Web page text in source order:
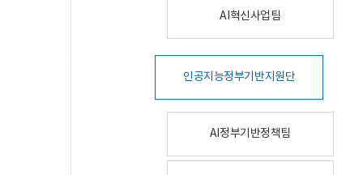
AI혁신사업팀
인공지능정부기반지원단
AI정부기반정책팀